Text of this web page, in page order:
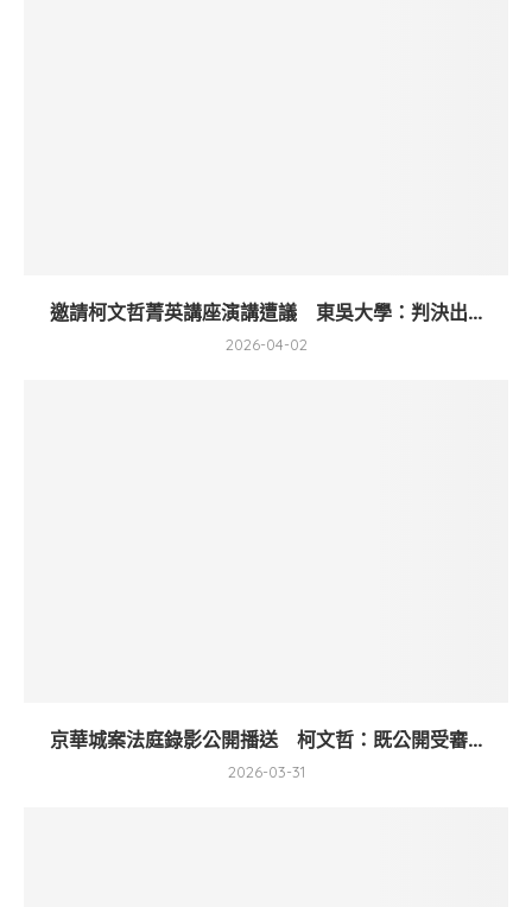
邀請柯文哲菁英講座演講遭議 東吳大學：判決出...
2026-04-02
京華城案法庭錄影公開播送 柯文哲：既公開受審...
2026-03-31